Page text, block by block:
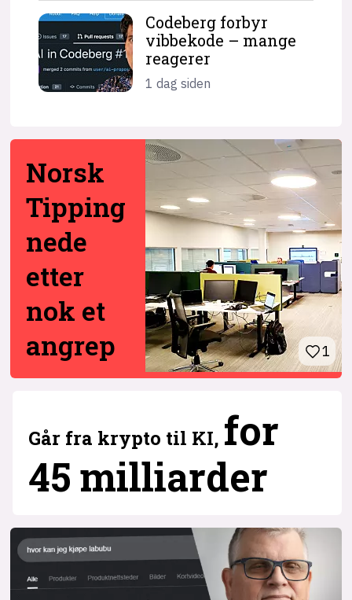
Codeberg forbyr
vibbekode – mange
reagerer
1 dag siden
1
Norsk
Tipping
nede
etter
nok et
angrep
Går fra krypto til KI, for
45 milliarder